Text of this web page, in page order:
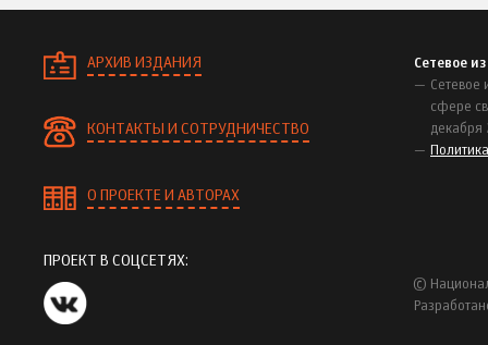
АРХИВ ИЗДАНИЯ
КОНТАКТЫ И СОТРУДНИЧЕСТВО
О ПРОЕКТЕ И АВТОРАХ
Сетевое
Сетевое
сфере
декабря
ПРОЕКТ В СОЦСЕТЯХ:
©